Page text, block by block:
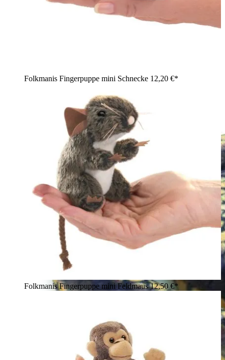
Folkmanis Fingerpuppe mini Schnecke 12,20 €*
Folkmanis Fingerpuppe mini Feldmaus12,50 €*